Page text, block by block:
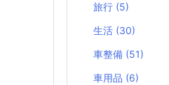
旅行 (5)
生活 (30)
車整備 (51)
車用品 (6)